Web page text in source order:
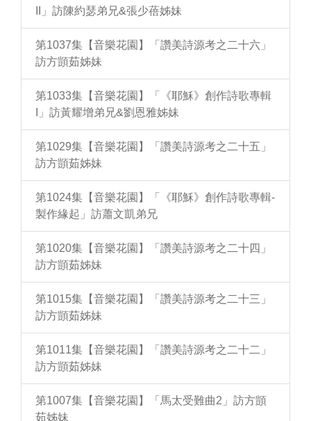
II」訪陳約瑟弟兄&張少蓓姊妹
第1037集【音樂花園】「讚美詩源考之二十六」
訪方顗茹姊妹
第1033集【音樂花園】「《耶穌》創作詩歌專輯
I」訪黃耀增弟兄&劉恩雅姊妹
第1029集【音樂花園】「讚美詩源考之二十五」
訪方顗茹姊妹
第1024集【音樂花園】「《耶穌》創作詩歌專輯-
製作緣起」訪蕭文凱弟兄
第1020集【音樂花園】「讚美詩源考之二十四」
訪方顗茹姊妹
第1015集【音樂花園】「讚美詩源考之二十三」
訪方顗茹姊妹
第1011集【音樂花園】「讚美詩源考之二十二」
訪方顗茹姊妹
第1007集【音樂花園】「馬太受難曲2」訪方顗
茹姊妹